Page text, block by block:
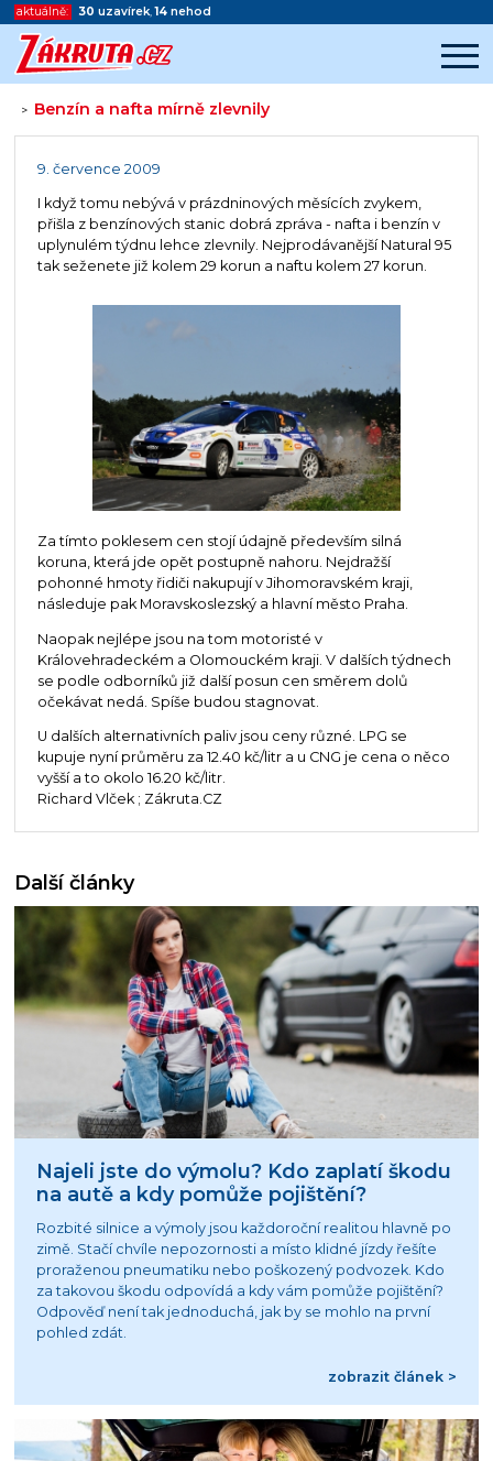
aktuálně: 30 uzavírek,14 nehod
> Benzín a nafta mírně zlevnily
Začátek reklamy
9. července 2009
I když tomu nebývá v prázdninových měsících zvykem,
přišla z benzínových stanic dobrá zpráva - nafta i benzín v
uplynulém týdnu lehce zlevnily. Nejprodávanější Natural 95
tak seženete již kolem 29 korun a naftu kolem 27 korun.
Za tímto poklesem cen stojí údajně především silná
koruna, která jde opět postupně nahoru. Nejdražší
pohonné hmoty řidiči nakupují v Jihomoravském kraji,
následuje pak Moravskoslezský a hlavní město Praha.
Naopak nejlépe jsou na tom motoristé v
Královehradeckém a Olomouckém kraji. V dalších týdnech
se podle odborníků již další posun cen směrem dolů
očekávat nedá. Spíše budou stagnovat.
U dalších alternativních paliv jsou ceny různé. LPG se
kupuje nyní průměru za 12.40 kč/litr a u CNG je cena o něco
vyšší a to okolo 16.20 kč/litr.
Richard Vlček ; Zákruta.CZ
Další články
Najeli jste do výmolu? Kdo zaplatí škodu
na autě a kdy pomůže pojištění?
Rozbité silnice a výmoly jsou každoroční realitou hlavně po
zimě. Stačí chvíle nepozornosti a místo klidné jízdy řešíte
proraženou pneumatiku nebo poškozený podvozek. Kdo
za takovou škodu odpovídá a kdy vám pomůže pojištění?
Odpověď není tak jednoduchá, jak by se mohlo na první
pohled zdát.
zobrazit článek >